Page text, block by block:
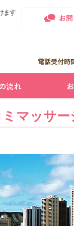
ます
マッサー